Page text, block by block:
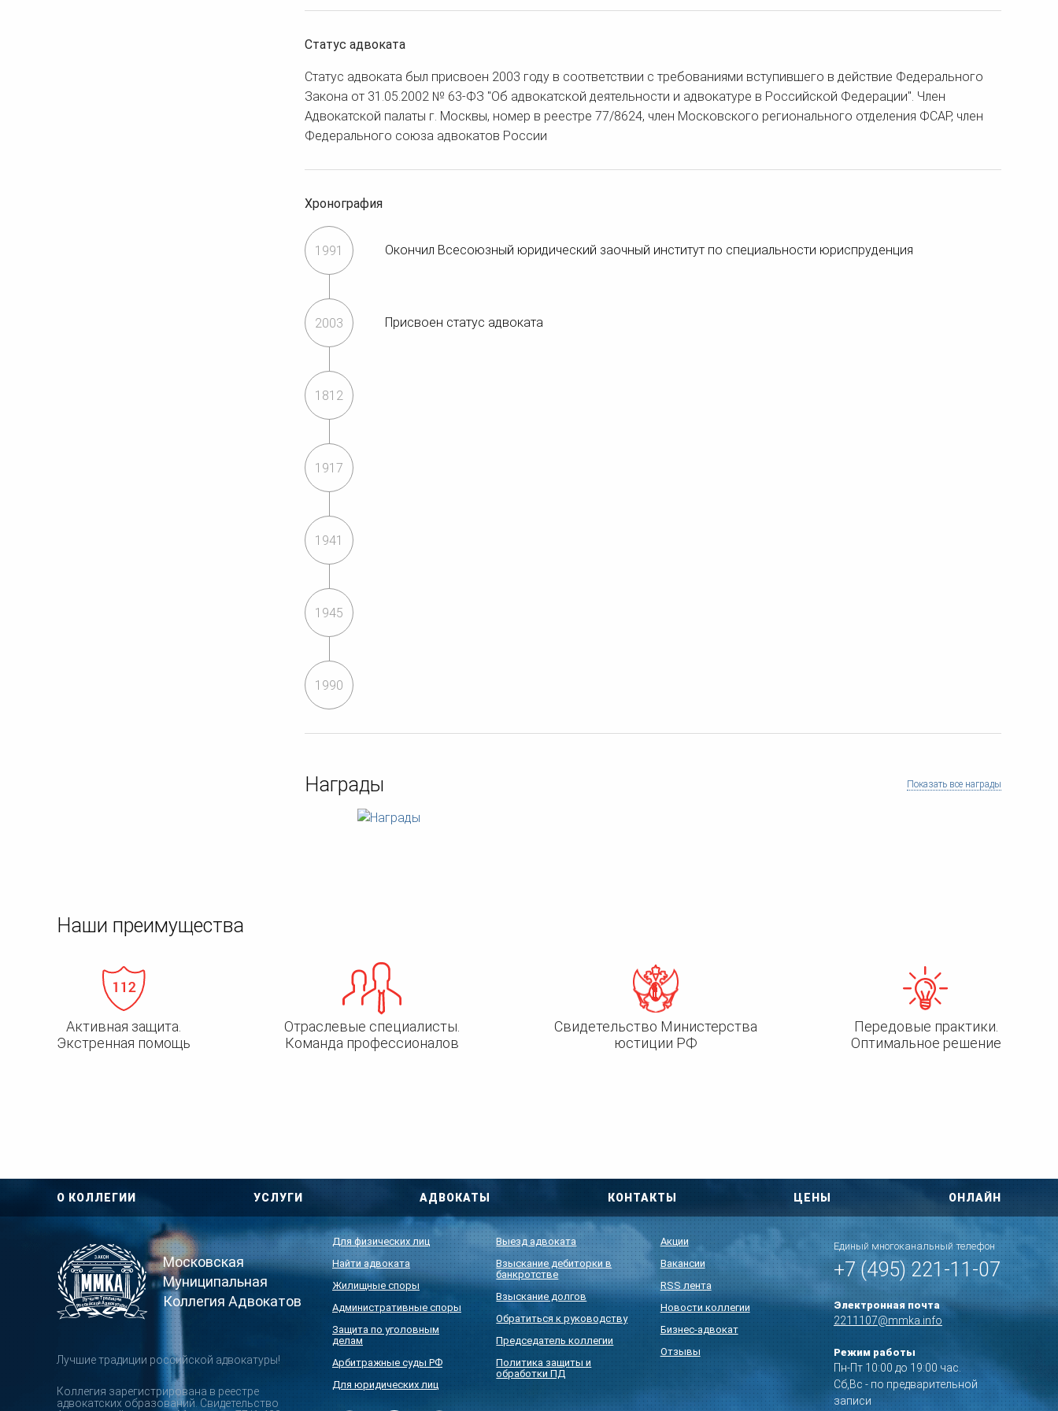
Статус адвоката
Статус адвоката был присвоен 2003 году в соответствии с требованиями вступившего в действие Федерального
Закона от 31.05.2002 № 63-ФЗ "Об адвокатской деятельности и адвокатуре в Российской Федерации". Член
Адвокатской палаты г. Москвы, номер в реестре 77/8624, член Московского регионального отделения ФСАР, член
Федерального союза адвокатов России
Хронография
1991 Окончил Всесоюзный юридический заочный институт по специальности юриспруденция
2003 Присвоен статус адвоката
1812
1917
1941
1945
1990
Награды Показать все награды
Наши преимущества
Активная защита.
Экстренная помощь
Отраслевые специалисты.
Команда профессионалов
Свидетельство Министерства
юстиции РФ
Передовые практики.
Оптимальное решение
О КОЛЛЕГИИ УСЛУГИ АДВОКАТЫ КОНТАКТЫ ЦЕНЫ ОНЛАЙН
Московская
Муниципальная
Коллегия Адвокатов
Лучшие традиции российской адвокатуры!
Коллегия зарегистрирована в реестре
адвокатских образований. Свидетельство
Для физических лиц
Найти адвоката
Жилищные споры
Административные споры
Защита по уголовным
делам
Арбитражные суды РФ
Для юридических лиц
Выезд адвоката
Взыскание дебиторки в
банкротстве
Взыскание долгов
Обратиться к руководству
Председатель коллегии
Политика защиты и
обработки ПД
Акции
Вакансии
RSS лента
Новости коллегии
Бизнес-адвокат
Отзывы
Единый многоканальный телефон
+7 (495) 221-11-07
Электронная почта
2211107@mmka.info
Режим работы
Пн-Пт 10:00 до 19:00 час.
Сб,Вс - по предварительной
записи